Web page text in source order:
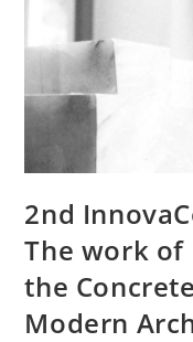
2nd
The work of
the
Modern